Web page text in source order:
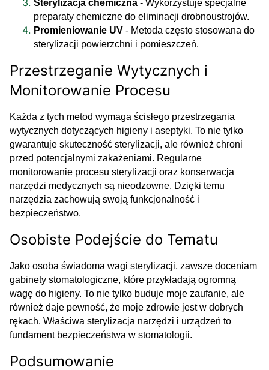
Sterylizacja chemiczna - Wykorzystuje specjalne
preparaty chemiczne do eliminacji drobnoustrojów.
Promieniowanie UV - Metoda często stosowana do
sterylizacji powierzchni i pomieszczeń.
Przestrzeganie Wytycznych i
Monitorowanie Procesu
Każda z tych metod wymaga ścisłego przestrzegania
wytycznych dotyczących higieny i aseptyki. To nie tylko
gwarantuje skuteczność sterylizacji, ale również chroni
przed potencjalnymi zakażeniami. Regularne
monitorowanie procesu sterylizacji oraz konserwacja
narzędzi medycznych są nieodzowne. Dzięki temu
narzędzia zachowują swoją funkcjonalność i
bezpieczeństwo.
Osobiste Podejście do Tematu
Jako osoba świadoma wagi sterylizacji, zawsze doceniam
gabinety stomatologiczne, które przykładają ogromną
wagę do higieny. To nie tylko buduje moje zaufanie, ale
również daje pewność, że moje zdrowie jest w dobrych
rękach. Właściwa sterylizacja narzędzi i urządzeń to
fundament bezpieczeństwa w stomatologii.
Podsumowanie